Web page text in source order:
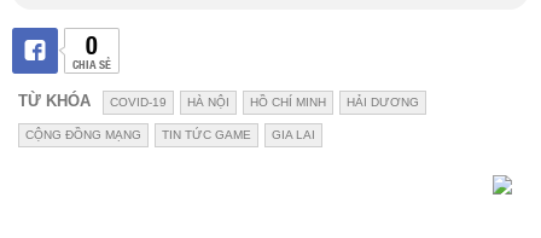
0
CHIA SẺ
TỪ KHÓA COVID-19 HÀ NỘI HỒ CHÍ MINH HẢI DƯƠNG
CỘNG ĐỒNG MẠNG TIN TỨC GAME GIA LAI